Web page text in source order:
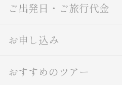
ご出発日・ご旅行代金
お申し込み
おすすめのツアー